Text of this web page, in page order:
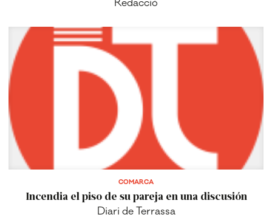
Redacció
COMARCA
Incendia el piso de su pareja en una discusión
Diari de Terrassa